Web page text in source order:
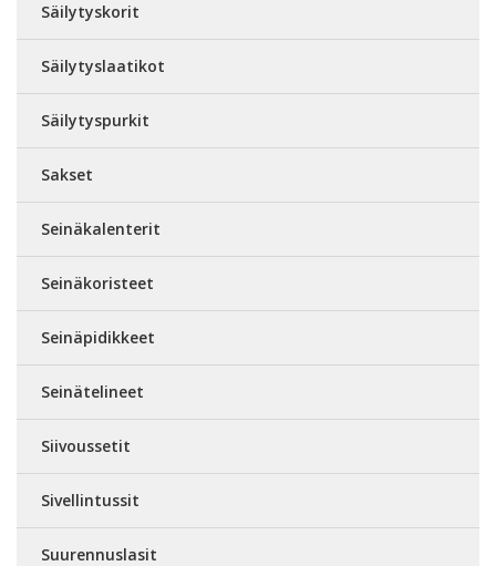
Säilytyskorit
Säilytyslaatikot
Säilytyspurkit
Sakset
Seinäkalenterit
Seinäkoristeet
Seinäpidikkeet
Seinätelineet
Siivoussetit
Sivellintussit
Suurennuslasit